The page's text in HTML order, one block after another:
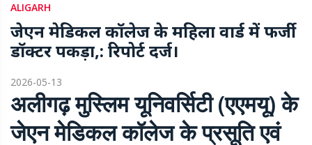
ALIGARH
जेएन मेडिकल कॉलेज के महिला वार्ड में फर्जी
डॉक्टर पकड़ा,: रिपोर्ट दर्ज।
2026-05-13
अलीगढ़ मुस्लिम यूनिवर्सिटी (एएमयू) के
जेएन मेडिकल कॉलेज के प्रसूति एवं